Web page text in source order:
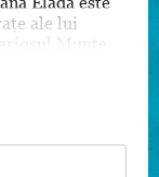
ale lui
Munte
unde se
și plină de